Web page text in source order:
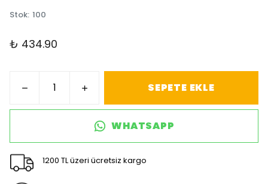
Stok: 100
₺ 434.90
SEPETE EKLE
WHATSAPP
1200 TL üzeri ücretsiz kargo